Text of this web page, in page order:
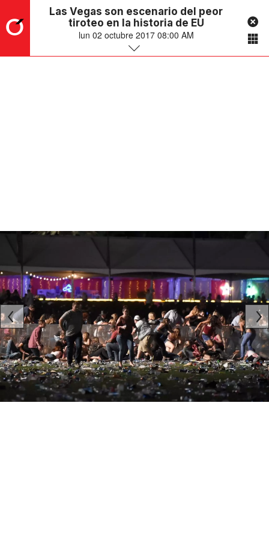
Las Vegas son escenario del peor
tiroteo en la historia de EU
lun 02 octubre 2017 08:00 AM